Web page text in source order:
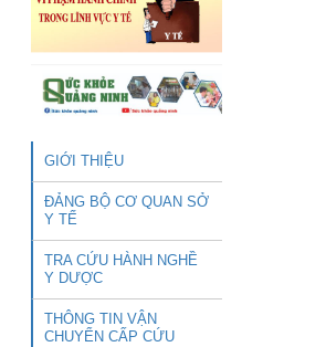
GIỚI THIỆU
ĐẢNG BỘ CƠ QUAN SỞ
Y TẾ
TRA CỨU HÀNH NGHỀ
Y DƯỢC
THÔNG TIN VẬN
CHUYỂN CẤP CỨU